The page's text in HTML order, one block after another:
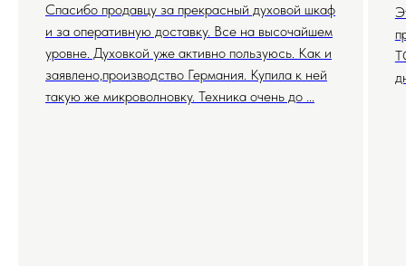
Спасибо продавцу за прекрасный духовой шкаф
и за оперативную доставку. Все на высочайшем
уровне. Духовкой уже активно пользуюсь. Как и
заявлено,производство Германия. Купила к ней
такую же микроволновку. Техника очень до ...